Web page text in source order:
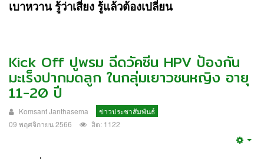
เบาหวาน รู้ว่าเสี่ยง รู้แล้วต้องเปลี่ยน
Kick Off ปูพรม ฉีดวัคซีน HPV ป้องกัน
มะเร็งปากมดลูก ในกลุ่มเยาวชนหญิง อายุ
11-20 ปี
Komsant Janthasema
ข่าวประชาสัมพันธ์
09 พฤศจิกายน 2566
ฮิต: 1122